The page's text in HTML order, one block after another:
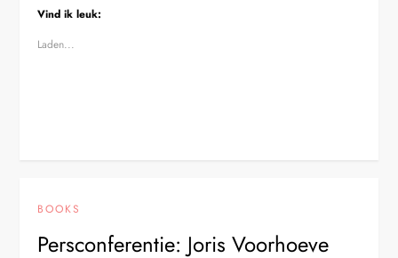
Vind ik leuk:
Laden...
BOOKS
Persconferentie: Joris Voorhoeve